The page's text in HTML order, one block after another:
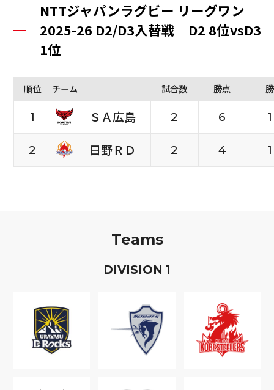
NTTジャパンラグビー リーグワン
2025-26 D2/D3入替戦 D2 8位vsD3
1位
順位 チーム 試合数 勝点 勝
1 ＳＡ広島 2 6 1
2 日野ＲＤ 2 4 1
Teams
DIVISION 1